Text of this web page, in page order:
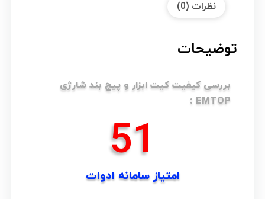
نظرات (0)
توضیحات
بررسی کیفیت کیت ابزار و پیچ بند شارژی
EMTOP :
امتیاز سامانه ادوات
64